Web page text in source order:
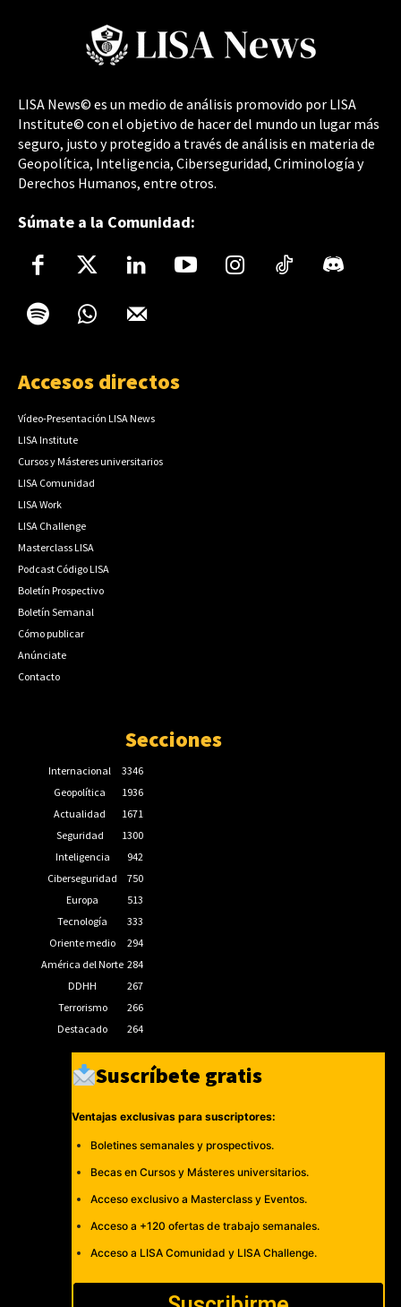
LISA News© es un medio de análisis promovido por LISA
Institute© con el objetivo de hacer del mundo un lugar más
seguro, justo y protegido a través de análisis en materia de
Geopolítica, Inteligencia, Ciberseguridad, Criminología y
Derechos Humanos, entre otros.
Súmate a la Comunidad:
Accesos directos
Vídeo-Presentación LISA News
LISA Institute
Cursos y Másteres universitarios
LISA Comunidad
LISA Work
LISA Challenge
Masterclass LISA
Podcast Código LISA
Boletín Prospectivo
Boletín Semanal
Cómo publicar
Anúnciate
Contacto
Secciones
Internacional
3346
Geopolítica
1936
Actualidad
1671
Seguridad
1300
Inteligencia
942
Ciberseguridad
750
Europa
513
Tecnología
333
Oriente medio
294
América del Norte 284
DDHH
267
Terrorismo
266
Destacado
264
Suscríbete gratis
Ventajas exclusivas para suscriptores:
Boletines semanales y prospectivos.
Becas en Cursos y Másteres universitarios.
Acceso exclusivo a Masterclass y Eventos.
Acceso a +120 ofertas de trabajo semanales.
Acceso a LISA Comunidad y LISA Challenge.